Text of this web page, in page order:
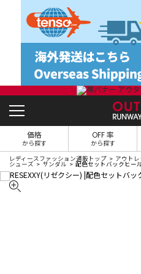
価格
から探す
OFF 率
から探す
レディースファッション通販トップ アウト
シューズ サンダル 配色セットバックヒー